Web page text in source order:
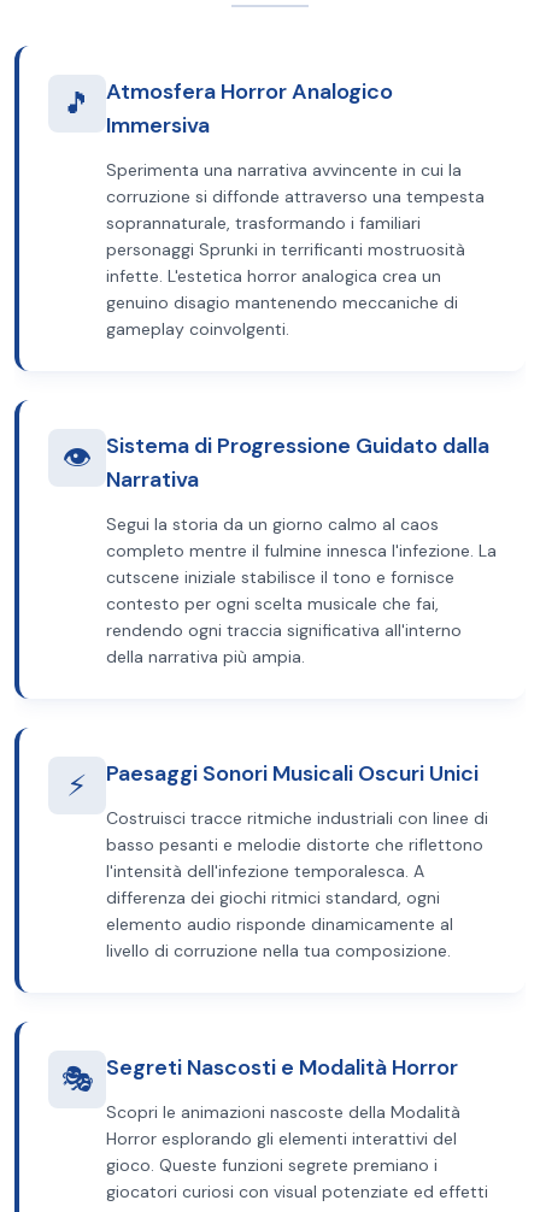
🎵
Atmosfera Horror Analogico
Immersiva
Sperimenta una narrativa avvincente in cui la
corruzione si diffonde attraverso una tempesta
soprannaturale, trasformando i familiari
personaggi Sprunki in terrificanti mostruosità
infette. L'estetica horror analogica crea un
genuino disagio mantenendo meccaniche di
gameplay coinvolgenti.
👁️ Sistema di Progressione Guidato dalla
Narrativa
Segui la storia da un giorno calmo al caos
completo mentre il fulmine innesca l'infezione. La
cutscene iniziale stabilisce il tono e fornisce
contesto per ogni scelta musicale che fai,
rendendo ogni traccia significativa all'interno
della narrativa più ampia.
⚡ Paesaggi Sonori Musicali Oscuri Unici
Costruisci tracce ritmiche industriali con linee di
basso pesanti e melodie distorte che riflettono
l'intensità dell'infezione temporalesca. A
differenza dei giochi ritmici standard, ogni
elemento audio risponde dinamicamente al
livello di corruzione nella tua composizione.
🎭 Segreti Nascosti e Modalità Horror
Scopri le animazioni nascoste della Modalità
Horror esplorando gli elementi interattivi del
gioco. Queste funzioni segrete premiano i
giocatori curiosi con visual potenziate ed effetti